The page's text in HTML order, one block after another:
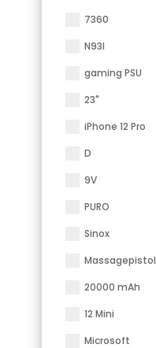
7360
N93I
gaming PSU
23"
iPhone 12 Pro
D
9V
PURO
Sinox
Massagepistol
20000 mAh
12 Mini
Microsoft